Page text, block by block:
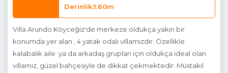
Derinlik:1.60m
Villa Arundo Köyceğiz'de merkeze oldukça yakın bir
konumda yer alan , 4 yatak odalı villamızdır. Özellikle
kalabalık aile ya da arkadaş grupları için oldukça ideal olan
villamız, güzel bahçesiyle de dikkat çekmektedir. Müstakil